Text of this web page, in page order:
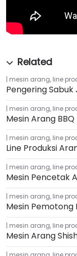
mesin arang, line
Pengering
mesin arang, line
Mesin Arang BBQ
mesin arang, line
Line Produksi
mesin arang, line
Mesin Pencetak
mesin arang, line
Mesin Pemotong
mesin arang, line
Mesin Arang